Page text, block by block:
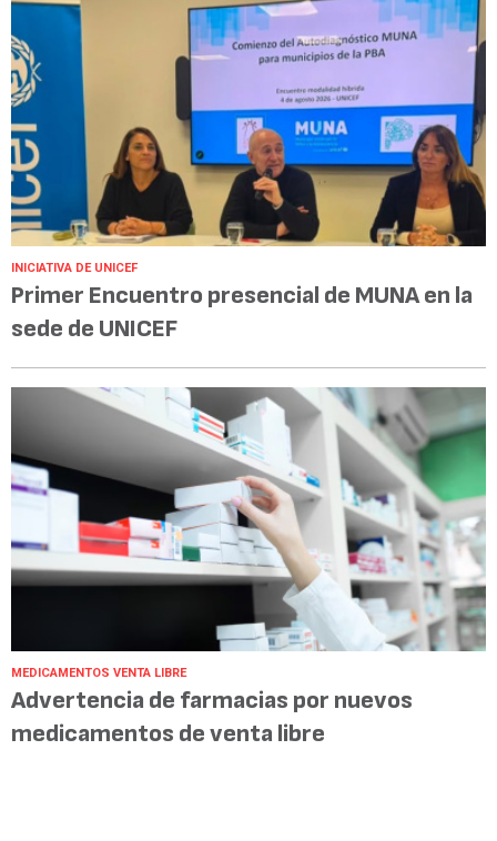
INICIATIVA DE UNICEF
Primer Encuentro presencial de MUNA en la
sede de UNICEF
MEDICAMENTOS VENTA LIBRE
Advertencia de farmacias por nuevos
medicamentos de venta libre